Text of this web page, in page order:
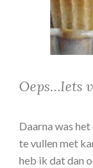
Oeps…Iets
Daarna was
te vullen met
heb ik dat dan